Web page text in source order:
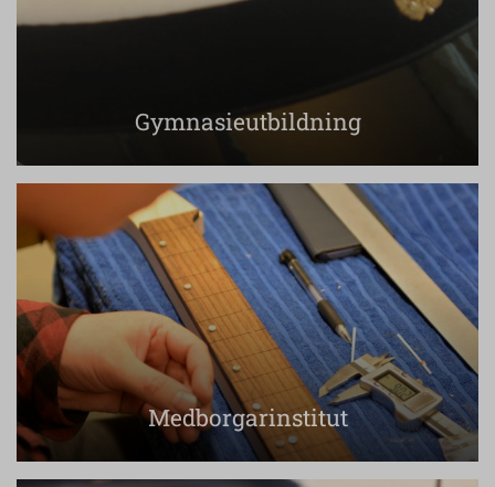
Gymnasieutbildning
Medborgarinstitut